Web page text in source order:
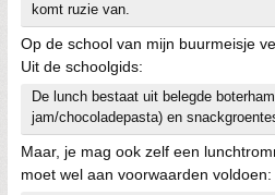
komt ruzie van.
Op de school van mijn buurmeisje
Uit de schoolgids:
De lunch bestaat uit belegde
jam/chocoladepasta) en
Maar, je mag ook zelf een
moet wel aan voorwaarden voldoen: